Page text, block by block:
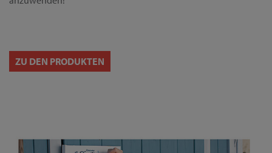
ZU DEN PRODUKTEN